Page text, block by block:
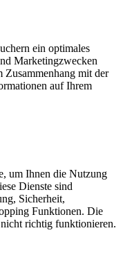
ein optimales
Marketingzwecken
mit der
auf Ihrem
um Ihnen die Nutzung
Dienste sind
Sicherheit,
Funktionen. Die
richtig funktionieren.